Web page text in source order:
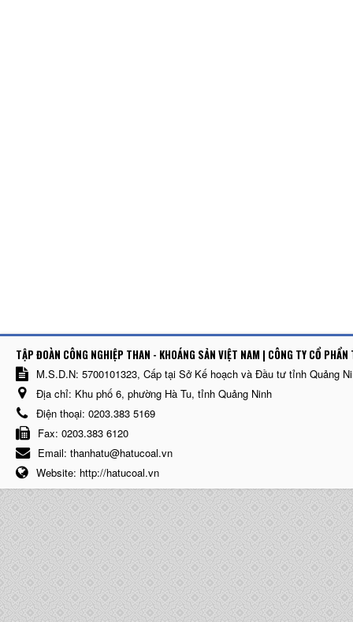
TẬP ĐOÀN CÔNG NGHIỆP THAN - KHOÁNG SẢN VIỆT NAM | CÔNG TY CỔ
M.S.D.N: 5700101323, Cấp tại Sở Kế hoạch và Đầu tư tỉnh Quảng
Địa chỉ: Khu phố 6, phường Hà Tu, tỉnh Quảng Ninh
Điện thoại: 0203.383 5169
Fax: 0203.383 6120
Email: thanhatu@hatucoal.vn
Website: http://hatucoal.vn